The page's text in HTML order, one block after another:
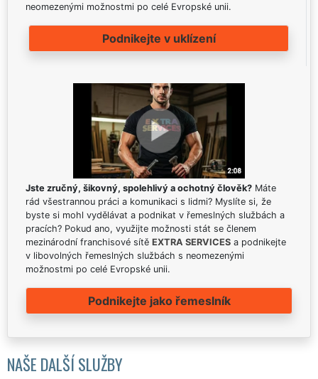
neomezenými možnostmi po celé Evropské unii.
Podnikejte v uklízení
Jste zručný, šikovný, spolehlivý a ochotný člověk? Máte
rád všestrannou práci a komunikaci s lidmi? Myslíte si, že
byste si mohl vydělávat a podnikat v řemeslných službách a
pracích? Pokud ano, využijte možnosti stát se členem
mezinárodní franchisové sítě EXTRA SERVICES a podnikejte
v libovolných řemeslných službách s neomezenými
možnostmi po celé Evropské unii.
Podnikejte jako řemeslník
NAŠE DALŠÍ SLUŽBY